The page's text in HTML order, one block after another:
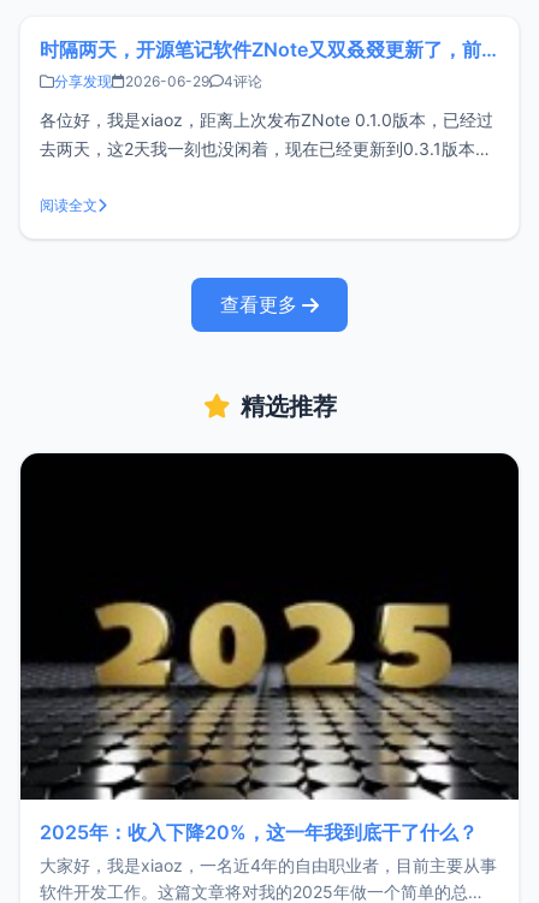
时隔两天，开源笔记软件ZNote又双叒叕更新了，前来汇报
分享发现 2026-06-29 4评论
各位好，我是xiaoz，距离上次发布ZNote 0.1.0版本，已经过
去两天，这2天我一刻也没闲着，现在已经更新到0.3.1版本
官网：https://znote.xphub.dev/ZNote近期更新由于近期更
新内容实在是太多了，所以无法
阅读全文
查看更多
精选推荐
2025年：收入下降20%，这一年我到底干了什么？
大家好，我是xiaoz，一名近4年的自由职业者，目前主要从事
软件开发工作。这篇文章将对我的2025年做一个简单的总